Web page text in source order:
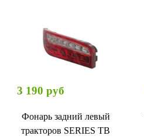
3 190 руб
Фонарь задний левый
тракторов SERIES TB